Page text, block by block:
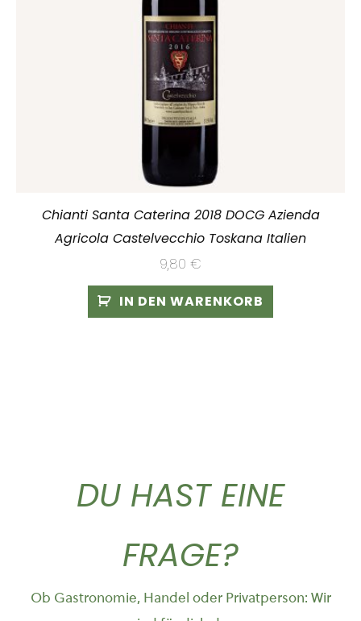
Chianti Santa Caterina 2018 DOCG Azienda
Agricola Castelvecchio Toskana Italien
9,80 €
IN DEN WARENKORB
DU HAST EINE
FRAGE?
Ob Gastronomie, Handel oder Privatperson: Wir